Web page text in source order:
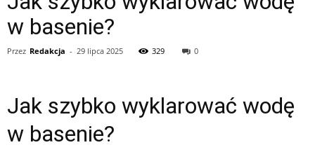
w basenie?
Przez Redakcja - 29 lipca 2025 329 0
Jak szybko wyklarować wodę
w basenie?